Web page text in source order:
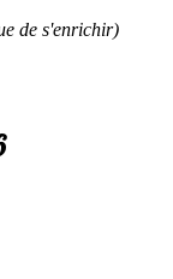
de s'enrichir)